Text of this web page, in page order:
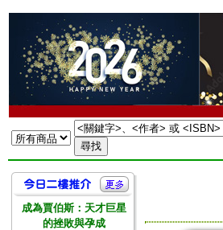
成為賈伯斯：天才巨星
的挫敗與孕成